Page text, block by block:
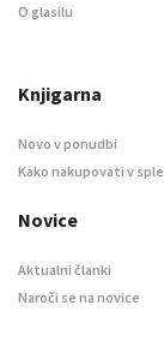
O glasilu
Knjigarna
Novo v ponudbi
Kako nakupovati v
Novice
Aktualni članki
Naroči se na novice